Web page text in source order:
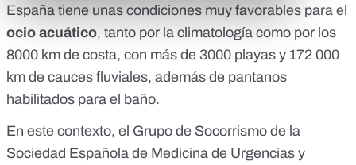
España tiene unas condiciones muy favorables para el
ocio acuático, tanto por la climatología como por los
8000 km de costa, con más de 3000 playas y 172 000
km de cauces fluviales, además de pantanos
habilitados para el baño.
En este contexto, el Grupo de Socorrismo de la
Sociedad Española de Medicina de Urgencias y